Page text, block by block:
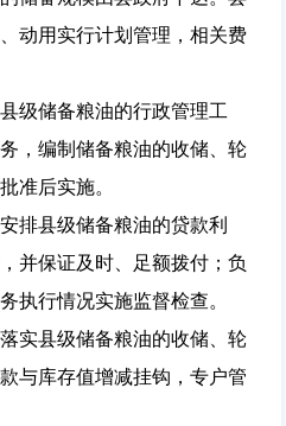
动用实行计划管理，相关费
储备粮油的行政管理工
，编制储备粮油的收储、轮
准后实施。
县级储备粮油的贷款利
并保证及时、足额拨付；负
执行情况实施监督检查。
县级储备粮油的收储、轮
与库存值增减挂钩，专户管